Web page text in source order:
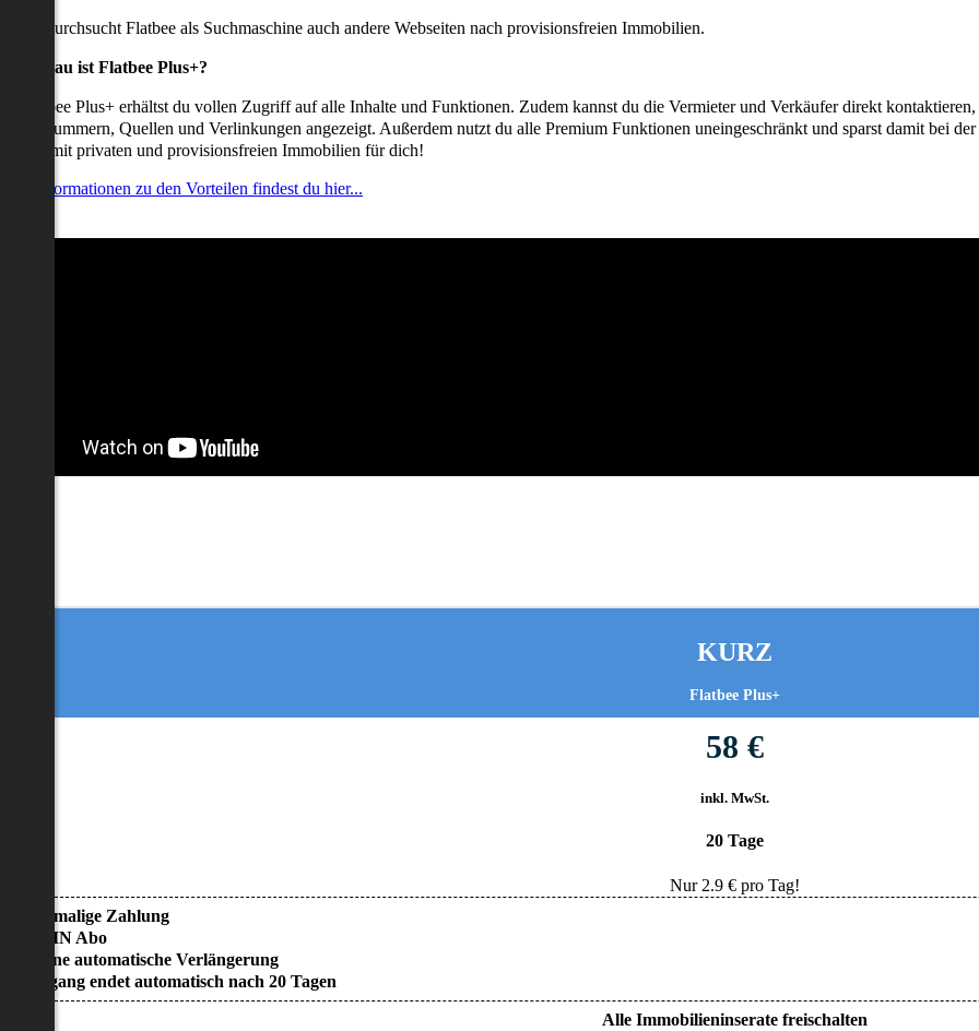
durchsucht Flatbee als Suchmaschine auch andere Webseiten nach provisionsfreien Immobilien.
genau ist Flatbee Plus+?
Flatbee Plus+ erhältst du vollen Zugriff auf alle Inhalte und Funktionen. Zudem kannst du die Vermieter und Verkäufer direkt
Quellen und Verlinkungen angezeigt. Außerdem nutzt du alle Premium Funktionen uneingeschränkt und sparst damit bei
mit privaten und provisionsfreien Immobilien für dich!
Informationen zu den Vorteilen findest du hier...
KURZ
Flatbee Plus+
58 €
inkl. MwSt.
20 Tage
Nur 2.9€ pro Tag!
• Einmalige Zahlung
• KEIN Abo
• Keine automatische Verlängerung
• Zugang endet automatisch nach 20 Tagen
Alle Immobilieninserate freischalten